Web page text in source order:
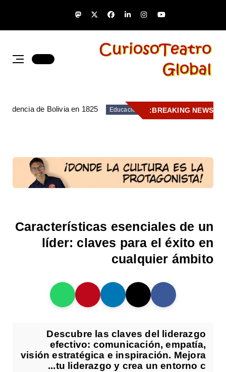
BREAKING NEWS:
Educación
de Bolivia en 1825
Características esenciales de un
líder: claves para el éxito en
cualquier ámbito
Descubre las claves del liderazgo
efectivo: comunicación, empatía,
visión estratégica e inspiración. Mejora
tu liderazgo y crea un entorno c...